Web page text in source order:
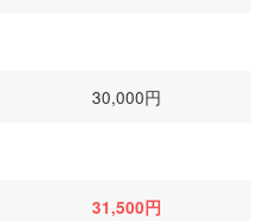
30,000円
31,500円